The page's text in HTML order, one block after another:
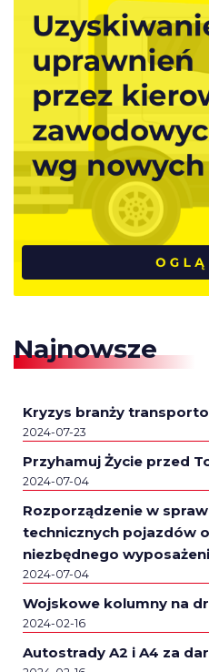
Najnowsze
Kryzys branży
2024-07-23
Przyhamuj Życie przed
2024-07-04
Rozporządzenie w
technicznych pojazdów
niezbędnego
2024-07-04
Wojskowe kolumny na
2024-02-16
Autostrady A2 i A4 za